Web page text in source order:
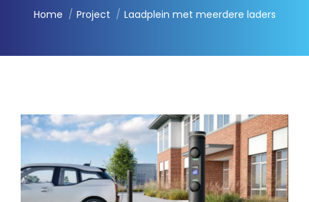
Je bent hier:
Home Project Laadplein met meerdere laders